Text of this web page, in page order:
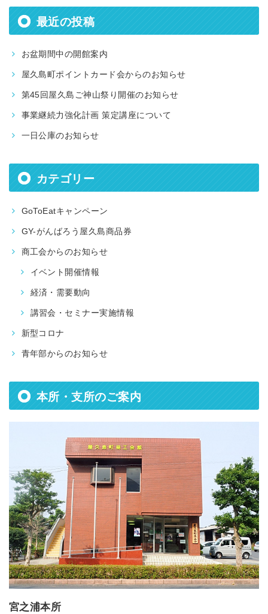
最近の投稿
お盆期間中の開館案内
屋久島町ポイントカード会からのお知らせ
第45回屋久島ご神山祭り開催のお知らせ
事業継続力強化計画 策定講座について
一日公庫のお知らせ
カテゴリー
GoToEatキャンペーン
GY-がんばろう屋久島商品券
商工会からのお知らせ
イベント開催情報
経済・需要動向
講習会・セミナー実施情報
新型コロナ
青年部からのお知らせ
本所・支所のご案内
宮之浦本所